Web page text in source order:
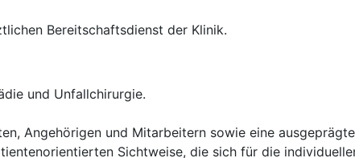
Bereitschaftsdienst der Klinik.
und Unfallchirurgie.
Angehörigen und Mitarbeitern sowie eine
Sichtweise, die sich für die